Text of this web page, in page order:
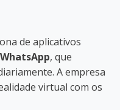
de aplicativos
WhatsApp, que
A empresa
virtual com os